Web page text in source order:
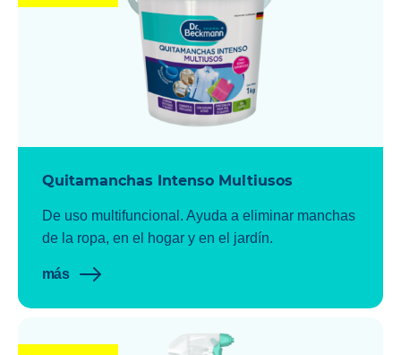
Quitamanchas Intenso Multiusos
De uso multifuncional. Ayuda a eliminar manchas
de la ropa, en el hogar y en el jardín.
más